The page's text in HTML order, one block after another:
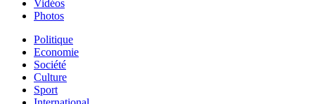
Vidéos
Photos
Politique
Economie
Société
Culture
Sport